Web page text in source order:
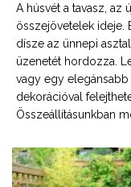
A húsvét a tavasz, az
összejövetelek ideje.
dísze az ünnepi
üzenetét hordozza.
vagy egy
dekorációval
Összeállításunkban